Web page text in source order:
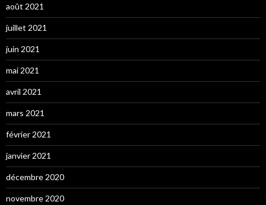
août 2021
juillet 2021
juin 2021
mai 2021
avril 2021
mars 2021
février 2021
janvier 2021
décembre 2020
novembre 2020